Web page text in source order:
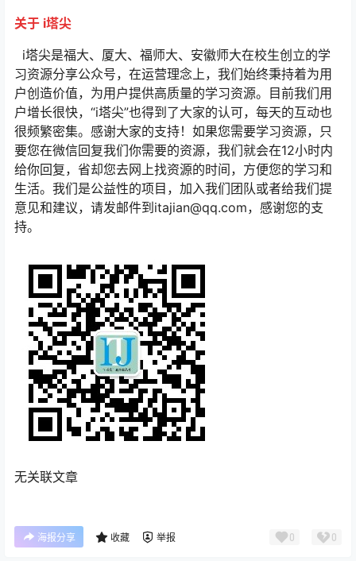
关于 i塔尖
i塔尖是福大、厦大、福师大、安徽师大在校生创立的学
习资源分享公众号，在运营理念上，我们始终秉持着为用
户创造价值，为用户提供高质量的学习资源。目前我们用
户增长很快，“i塔尖”也得到了大家的认可，每天的互动也
很频繁密集。感谢大家的支持！如果您需要学习资源，只
要您在微信回复我们你需要的资源，我们就会在12小时内
给你回复，省却您去网上找资源的时间，方便您的学习和
生活。我们是公益性的项目，加入我们团队或者给我们提
意见和建议，请发邮件到itajian@qq.com，感谢您的支
持。
无关联文章
海报分享 收藏 举报 0 0